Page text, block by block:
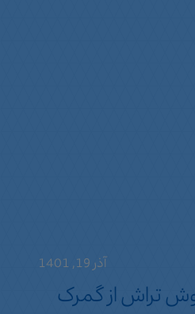
آذر 19, 1401
تراش از گمرک